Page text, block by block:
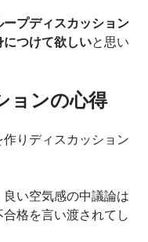
プディスカッション
につけて欲しいと思い
ョンの心得
りディスカッション
い空気感の中議論は
格を言い渡されてし